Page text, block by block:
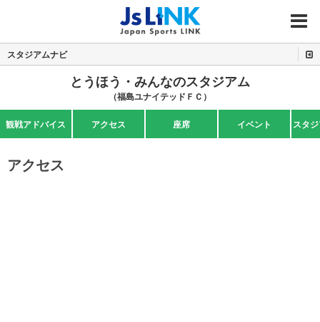
MENU
スタジアムナビ
とうほう・みんなのスタジアム
（福島ユナイテッドＦＣ）
観戦アドバイス アクセス 座席 イベント スタ
アクセス